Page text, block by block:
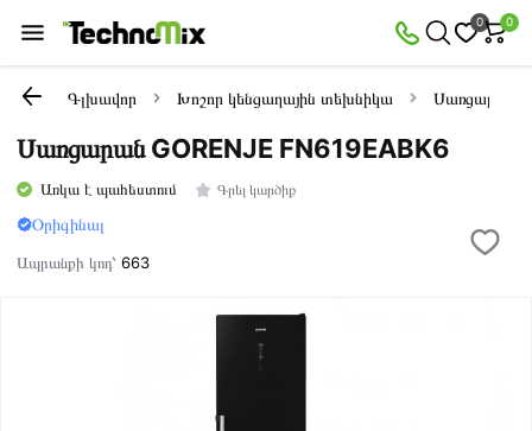
0 0
Գլխավոր Խոշոր կենցաղային տեխնիկա
Սառցարան GORENJE FN619EABK6
Առկա է պահեստում Գրել կարծիք
Օրիգինալ
Ապրանքի կոդ՝663